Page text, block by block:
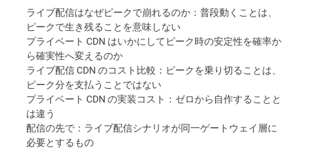
ライブ配信はなぜピークで崩れるのか：普段動くことは、
ピークで生き残ることを意味しない
プライベート CDN はいかにしてピーク時の安定性を確率か
ら確実性へ変えるのか
ライブ配信 CDN のコスト比較：ピークを乗り切ることは、
ピーク分を支払うことではない
プライベート CDN の実装コスト：ゼロから自作することと
は違う
配信の先で：ライブ配信シナリオが同一ゲートウェイ層に
必要とするもの